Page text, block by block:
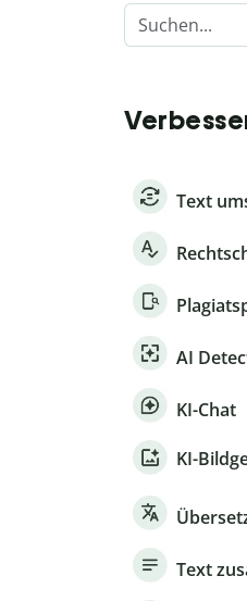
Text
AI
KI-Chat
KI-
Text